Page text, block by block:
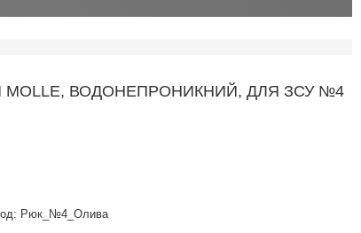
MOLLE, ВОДОНЕПРОНИКНИЙ, ДЛЯ ЗСУ №4
Рюк_№4_Олива